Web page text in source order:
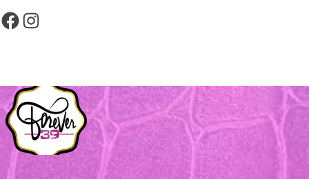
Facebook
Instagram